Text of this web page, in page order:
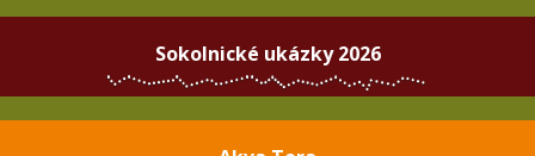
Sokolnické ukázky 2026